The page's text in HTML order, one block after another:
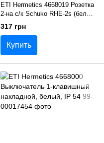
ETI Hermetics 4668019 Розетка
2-на с/к Schuko RHE-2s (белая/
белая крышка, IP54)
317 грн
Купить